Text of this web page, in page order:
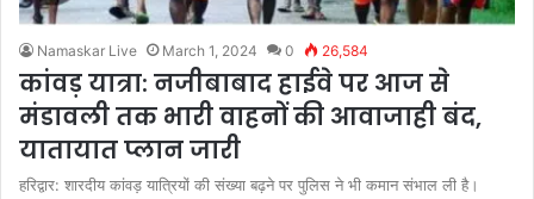
Namaskar Live March 1, 2024 0 26,584
कांवड़ यात्रा: नजीबाबाद हाईवे पर आज से
मंडावली तक भारी वाहनों की आवाजाही बंद,
यातायात प्लान जारी
हरिद्वार: शारदीय कांवड़ यात्रियों की संख्या बढ़ने पर पुलिस ने भी कमान संभाल ली है।